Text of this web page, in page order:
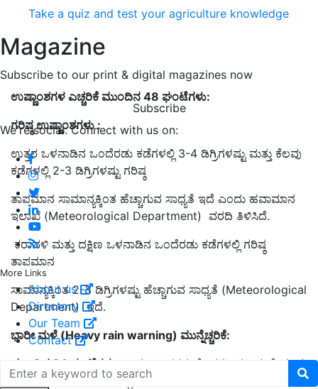
Take a quiz and test your agriculture knowledge
Magazine
Subscribe to our print & digital magazines now
Subscribe
We're social. Connect with us on:
More Links
About us
Directory
Our Team
Contact
ಉಷ್ಣಾಂಶಗಳ ಎಚ್ಚರಿಕೆ ಮುಂದಿನ 48 ಘಂಟೆಗಳು:
ಗರಿಷ್ಠ ಉಷ್ಣಾಂಶಗಳು :
ಉತ್ತರ ಒಳನಾಡಿನ ಒಂದೆರಡು ಕಡೆಗಳಲ್ಲಿ 3-4 ಡಿಗ್ರಿಗಳಷ್ಟು ಮತ್ತು ಕೆಲವು
ಕಡೆಗಳಲ್ಲಿ 2-3 ಡಿಗ್ರಿಗಳಷ್ಟು ಗರಿಷ್ಠ
ತಾಪಮಾನ ಸಾಮಾನ್ಯಕ್ಕಿಂತ ಹೆಚ್ಚಾಗುವ ಸಾಧ್ಯತೆ ಇದೆ ಎಂದು ಹವಾಮಾನ
ಇಲಾಖೆ (Meteorological Department) ವರದಿ ತಿಳಿಸಿದೆ.
ಕರಾವಳಿ ಮತ್ತು ದಕ್ಷಿಣ ಒಳನಾಡಿನ ಒಂದೆರಡು ಕಡೆಗಳಲ್ಲಿ ಗರಿಷ್ಠ
ತಾಪಮಾನ
ಸಾಮಾನ್ಯಕ್ಕಿಂತ 2-3 ಡಿಗ್ರಿಗಳಷ್ಟು ಹೆಚ್ಚಾಗುವ ಸಾಧ್ಯತೆ (Meteorological
Department) ಇದೆ.
ಭಾರೀ ಮಳೆ (Heavy rain warning) ಮುನ್ನೆಚ್ಚರಿಕೆ:
ಮುಂದಿನ 24 ಘಂಟೆಗಳು:
ಚಾಮರಾಜನಗರ, ಕೊಡಗು, ಮಂಡ್ಯ ಮೈಸೂರು
ಜಿಲ್ಲೆಗಳ ಒಂದೆರಡು ಕಡೆಗಳಲ್ಲಿ